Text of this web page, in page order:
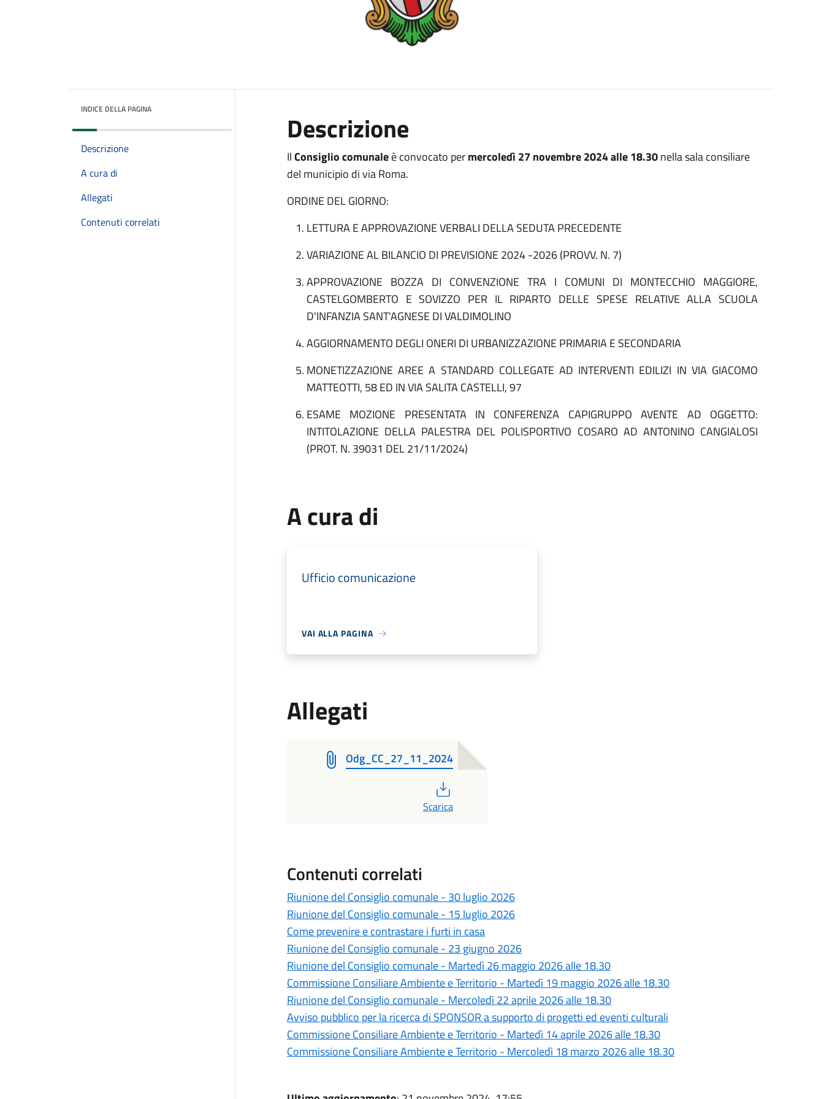
INDICE DELLA PAGINA
Descrizione
A cura di
Allegati
Contenuti correlati
Descrizione
IlConsiglio comunaleè convocato permercoledì 27 novembre 2024 alle 18.30nella sala consiliare
del municipio di via Roma.
ORDINE DEL GIORNO:
LETTURA E APPROVAZIONE VERBALI DELLA SEDUTA PRECEDENTE
VARIAZIONE AL BILANCIO DI PREVISIONE 2024 -2026 (PROVV. N. 7)
APPROVAZIONE BOZZA DI CONVENZIONE TRA I COMUNI DI MONTECCHIO MAGGIORE,
CASTELGOMBERTO E SOVIZZO PER IL RIPARTO DELLE SPESE RELATIVE ALLA SCUOLA
D'INFANZIA SANT'AGNESE DI VALDIMOLINO
AGGIORNAMENTO DEGLI ONERI DI URBANIZZAZIONE PRIMARIA E SECONDARIA
MONETIZZAZIONE AREE A STANDARD COLLEGATE AD INTERVENTI EDILIZI IN VIA GIACOMO
MATTEOTTI, 58 ED IN VIA SALITA CASTELLI, 97
ESAME MOZIONE PRESENTATA IN CONFERENZA CAPIGRUPPO AVENTE AD OGGETTO:
INTITOLAZIONE DELLA PALESTRA DEL POLISPORTIVO COSARO AD ANTONINO CANGIALOSI
(PROT. N. 39031 DEL 21/11/2024)
A cura di
Ufficio comunicazione
VAI ALLA PAGINA
Allegati
Odg_CC_27_11_2024
Scarica
Contenuti correlati
Riunione del Consiglio comunale - 30 luglio 2026
Riunione del Consiglio comunale - 15 luglio 2026
Come prevenire e contrastare i furti in casa
Riunione del Consiglio comunale - 23 giugno 2026
Riunione del Consiglio comunale - Martedì 26 maggio 2026 alle 18.30
Commissione Consiliare Ambiente e Territorio - Martedì 19 maggio 2026 alle 18.30
Riunione del Consiglio comunale - Mercoledì 22 aprile 2026 alle 18.30
Avviso pubblico per la ricerca di SPONSOR a supporto di progetti ed eventi culturali
Commissione Consiliare Ambiente e Territorio - Martedì 14 aprile 2026 alle 18.30
Commissione Consiliare Ambiente e Territorio - Mercoledì 18 marzo 2026 alle 18.30